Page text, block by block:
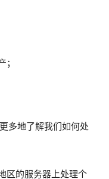
多地了解我们如何处
区的服务器上处理个